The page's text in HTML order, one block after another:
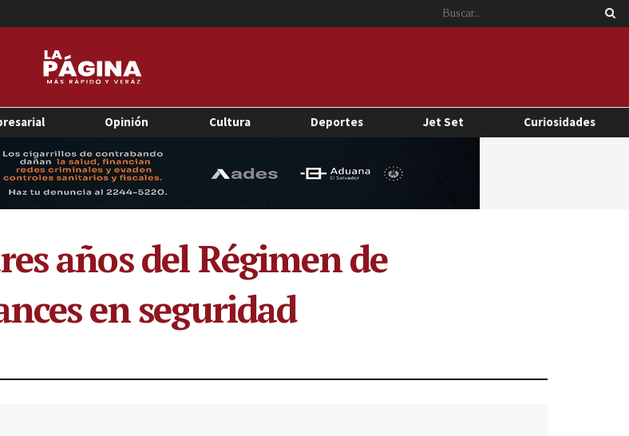
Opinión Cultura Deportes Jet Set Curiosidades
años del Régimen de
en seguridad